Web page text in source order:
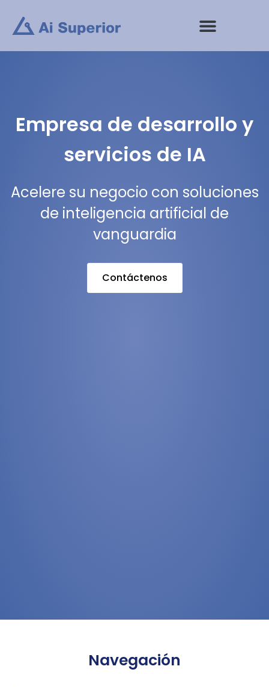
contenido
Empresa de desarrollo y
servicios de IA
Acelere su negocio con soluciones
de inteligencia artificial de
vanguardia
Contáctenos
Navegación